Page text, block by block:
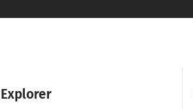
Explorer